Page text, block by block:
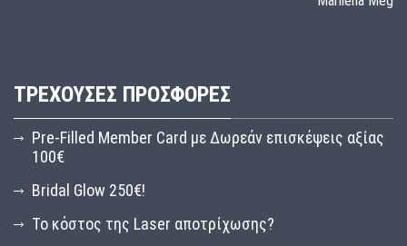
ΤΡΈΧΟΥΣΕΣ ΠΡΟΣΦΟΡΈΣ
Pre-Filled Member Card με Δωρεάν επισκέψεις αξίας
100€
Bridal Glow 250€!
Το κόστος της Laser αποτρίχωσης?